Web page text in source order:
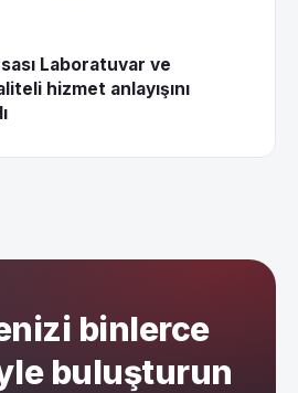
Laboratuvar ve
hizmet anlayışını
binlerce
buluşturun